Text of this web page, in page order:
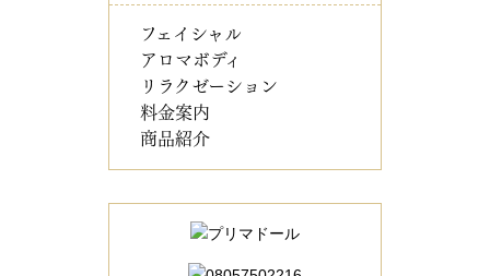
フェイシャル
アロマボディ
リラクゼーション
料金案内
商品紹介